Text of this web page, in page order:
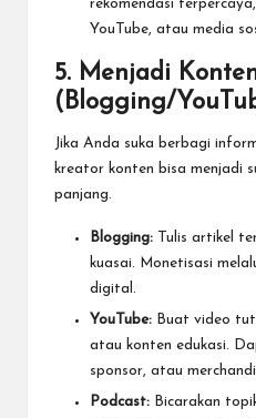
rekomendasi
YouTube, atau media
5. Menjadi
(Blogging/
Jika Anda suka berbagi
kreator konten bisa menjadi
panjang.
Blogging: Tulis artikel
kuasai. Monetisasi
digital.
YouTube: Buat video
atau konten edukasi.
sponsor, atau
Podcast: Bicarakan